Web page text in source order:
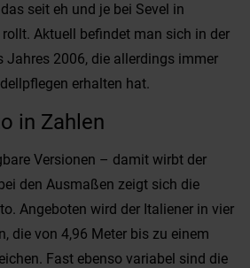
seit eh und je bei Sevel in
Aktuell befindet man sich in der
Jahres 2006, die allerdings immer
erhalten hat.
in Zahlen
Versionen – damit wirbt der
den Ausmaßen zeigt sich die
Angeboten wird der Italiener in vier
die von 4,96 Meter bis zu einem
Fast ebenso variabel sind die